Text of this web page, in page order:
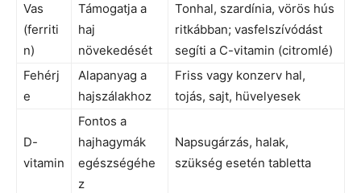
Vas
(ferriti
n)
Támogatja a
haj
növekedését
Tonhal, szardínia, vörös hús
ritkábban; vasfelszívódást
segíti a C-vitamin (citromlé)
Fehérj
e
Alapanyag a
hajszálakhoz
Friss vagy konzerv hal,
tojás, sajt, hüvelyesek
D-
vitamin
Fontos a
hajhagymák
egészségéhe
z
Napsugárzás, halak,
szükség esetén tabletta